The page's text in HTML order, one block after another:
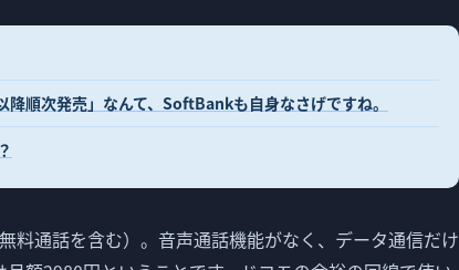
順次発売」なんて、SoftBankも自身なさげですね。
料通話を含む）。音声通話機能がなく、データ通信だけ